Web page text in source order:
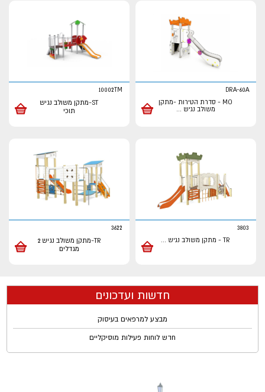
DRA-60A
MO - סדרת הטירות -מתקן
משולב נגיש ...
10002TM
ST-מתקן משולב נגיש
תוכי
3803
TR - מתקן משולב נגיש ...
3622
TR-מתקן משולב נגיש 2
מגדלים
חדשות ועדכונים
מבצע למרפאים בעיסוק
חדש לוחות פעילות מוסיקליים